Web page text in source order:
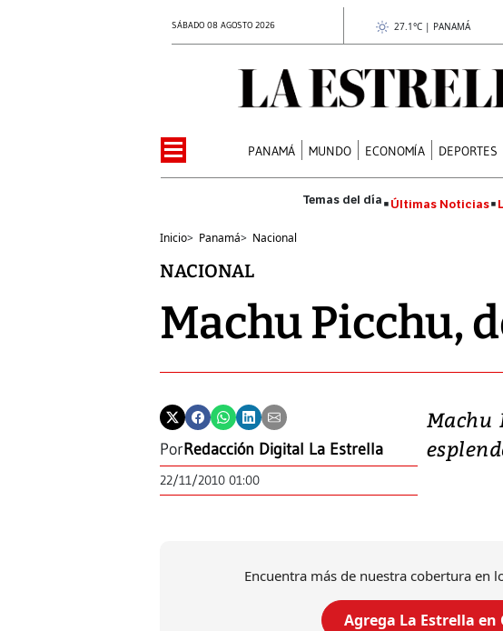
SÁBADO 08 AGOSTO 2026 27.1°C | PANAMÁ
PANAMÁ MUNDO ECONOMÍA DEPORTES
Últimas Noticias
Inicio> Panamá> Nacional
NACIONAL
Machu Picchu,
PorRedacción Digital La Estrella
22/11/2010 01:00
Machu
Encuentra más de nuestra cobertura en
Agrega La Estrella en